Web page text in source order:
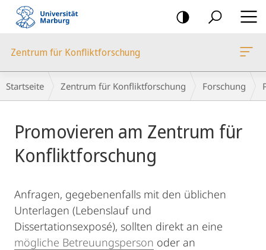
Mobile-
Navigation
Zentrum für Konfliktforschung
Breadcrumb-
Navigation
Startseite Zentrum für Konfliktforschung Forschung
Promovieren am Zentrum für
Konfliktforschung
Anfragen, gegebenenfalls mit den üblichen
Unterlagen (Lebenslauf und
Dissertationsexposé), sollten direkt an eine
mögliche Betreuungsperson oder an